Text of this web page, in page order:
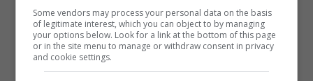
Mika designer per Swatch alla
Some vendors may process your personal data on the basis
of legitimate interest, which you can object to by managing
your options below. Look for a link at the bottom of this page
or in the site menu to manage or withdraw consent in privacy
and cookie settings.